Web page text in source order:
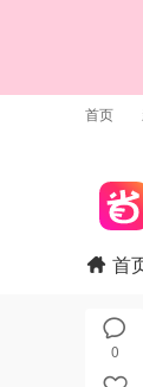
首页
0
首